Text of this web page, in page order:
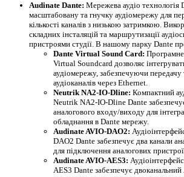
Audinate Dante: Мережева аудіо технологія
масштабовану та гнучку аудіомережу для
кількості каналів з низькою затримкою.
складних інсталяцій та маршрутизації
пристроями студії. В нашому парку Dante
Dante Virtual Sound Card:
Virtual Soundcard дозволяє
аудіомережу, забезпечуючи
аудіоканалів через Ethernet.
Neutrik NA2-IO-Dline: Компактний
Neutrik NA2-IO-Dline Dante
аналогового входу/виходу для
обладнання в Dante мережу.
Audinate AVIO-DAO2:
DAO2 Dante забезпечує два канали
для підключення аналогових
Audinate AVIO-AES3:
AES3 Dante забезпечує